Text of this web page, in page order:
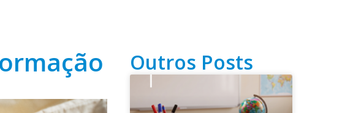
Outros Posts